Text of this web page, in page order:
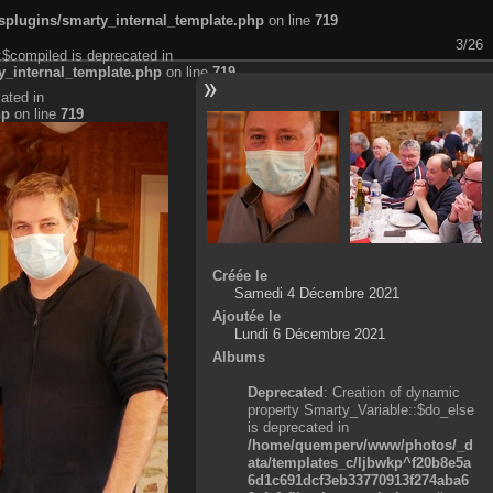
smarty_internal_template.php on line 719
3/26
is deprecated in
on line 719
in
on line 719
Créée le
Samedi 4 Décembre 2021
Ajoutée le
Lundi 6 Décembre 2021
Albums
Deprecated: Creation of dynamic
property Smarty_Variable::$do_else
is deprecated in
/home/quemperv/www/photos/_d
ata/templates_c/ljbwkp^f20b8e5a
6d1c691dcf3eb33770913f274aba6